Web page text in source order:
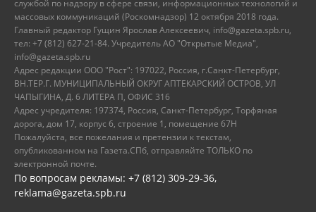
службой по надзору в сфере связи, информационных технологий и
массовых коммуникаций (Роскомнадзор) 12 октября 2018 года.
Главный редактор Гущин Ярослав Алексеевич, info@gazeta.spb.ru,
тел: +7 (812) 627-21-84. Учредитель АО "Открытые Медиа",
info@gazeta.spb.ru
Адрес редакции ООО "Рост": 197022, Россия, г.Санкт-Петербург,
ВН.ТЕР.Г. МУНИЦИПАЛЬНЫЙ ОКРУГ АПТЕКАРСКИЙ ОСТРОВ, УЛ
ЧАПЫГИНА, Д. 6 ЛИТЕРА П, ОФИС 316
Адрес учредителя: 197374, Россия, Санкт-Петербург, Торфяная
дорога, дом 17, корпус 6, строение 1, помещение 67Н
Пожалуйста, все пожелания и претензии к текстам,
опубликованном на Газета.СПб, отправляйте ТОЛЬКО по
электронной почте.
По вопросам рекламы: +7 (812) 309-29-36,
reklama@gazeta.spb.ru